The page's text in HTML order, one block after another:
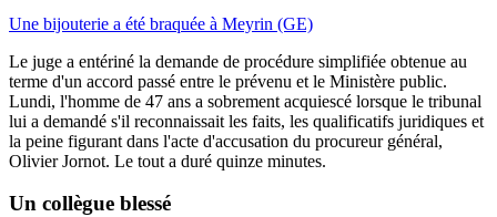
Une bijouterie a été braquée à Meyrin (GE)
Le juge a entériné la demande de procédure simplifiée obtenue au
terme d'un accord passé entre le prévenu et le Ministère public.
Lundi, l'homme de 47 ans a sobrement acquiescé lorsque le tribunal
lui a demandé s'il reconnaissait les faits, les qualificatifs juridiques et
la peine figurant dans l'acte d'accusation du procureur général,
Olivier Jornot. Le tout a duré quinze minutes.
Un collègue blessé